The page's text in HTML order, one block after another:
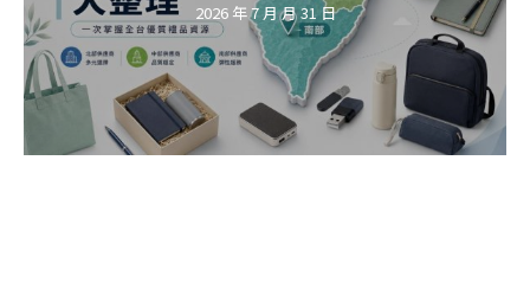
2026 年 7 月 月 31 日